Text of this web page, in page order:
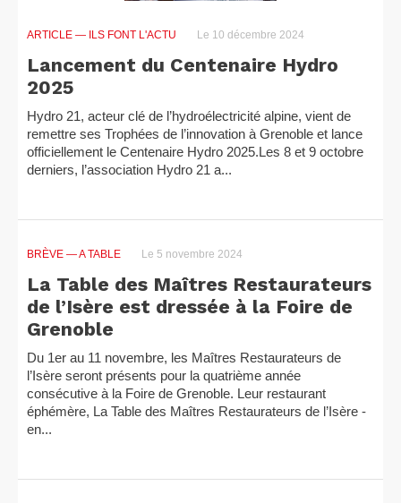
ARTICLE — ILS FONT L'ACTU Le 10 décembre 2024
Lancement du Centenaire Hydro
2025
Hydro 21, acteur clé de l’hydroélectricité alpine, vient de
remettre ses Trophées de l’innovation à Grenoble et lance
officiellement le Centenaire Hydro 2025.Les 8 et 9 octobre
derniers, l’association Hydro 21 a...
BRÈVE — A TABLE Le 5 novembre 2024
La Table des Maîtres Restaurateurs
de l’Isère est dressée à la Foire de
Grenoble
Du 1er au 11 novembre, les Maîtres Restaurateurs de
l’Isère seront présents pour la quatrième année
consécutive à la Foire de Grenoble. Leur restaurant
éphémère, La Table des Maîtres Restaurateurs de l’Isère -
en...